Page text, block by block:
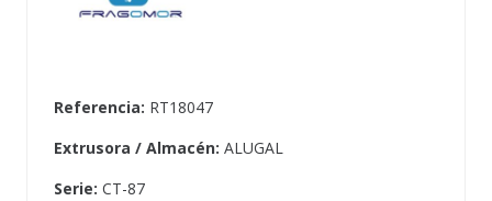
Referencia: RT18047
Extrusora / Almacén: ALUGAL
Serie: CT-87